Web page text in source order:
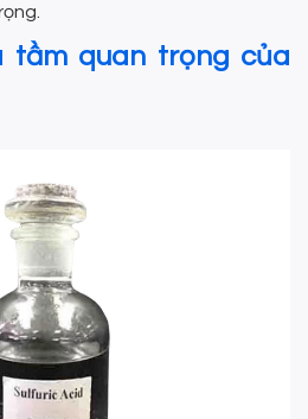
tầm quan trọng của